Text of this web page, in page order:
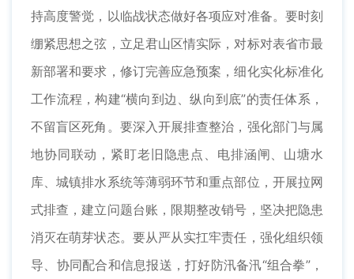
持高度警觉，以临战状态做好各项应对准备。要时刻
绷紧思想之弦，立足君山区情实际，对标对表省市最
新部署和要求，修订完善应急预案，细化实化标准化
工作流程，构建“横向到边、纵向到底”的责任体系，
不留盲区死角。要深入开展排查整治，强化部门与属
地协同联动，紧盯老旧隐患点、电排涵闸、山塘水
库、城镇排水系统等薄弱环节和重点部位，开展拉网
式排查，建立问题台账，限期整改销号，坚决把隐患
消灭在萌芽状态。要从严从实扛牢责任，强化组织领
导、协同配合和信息报送，打好防汛备汛“组合拳”，